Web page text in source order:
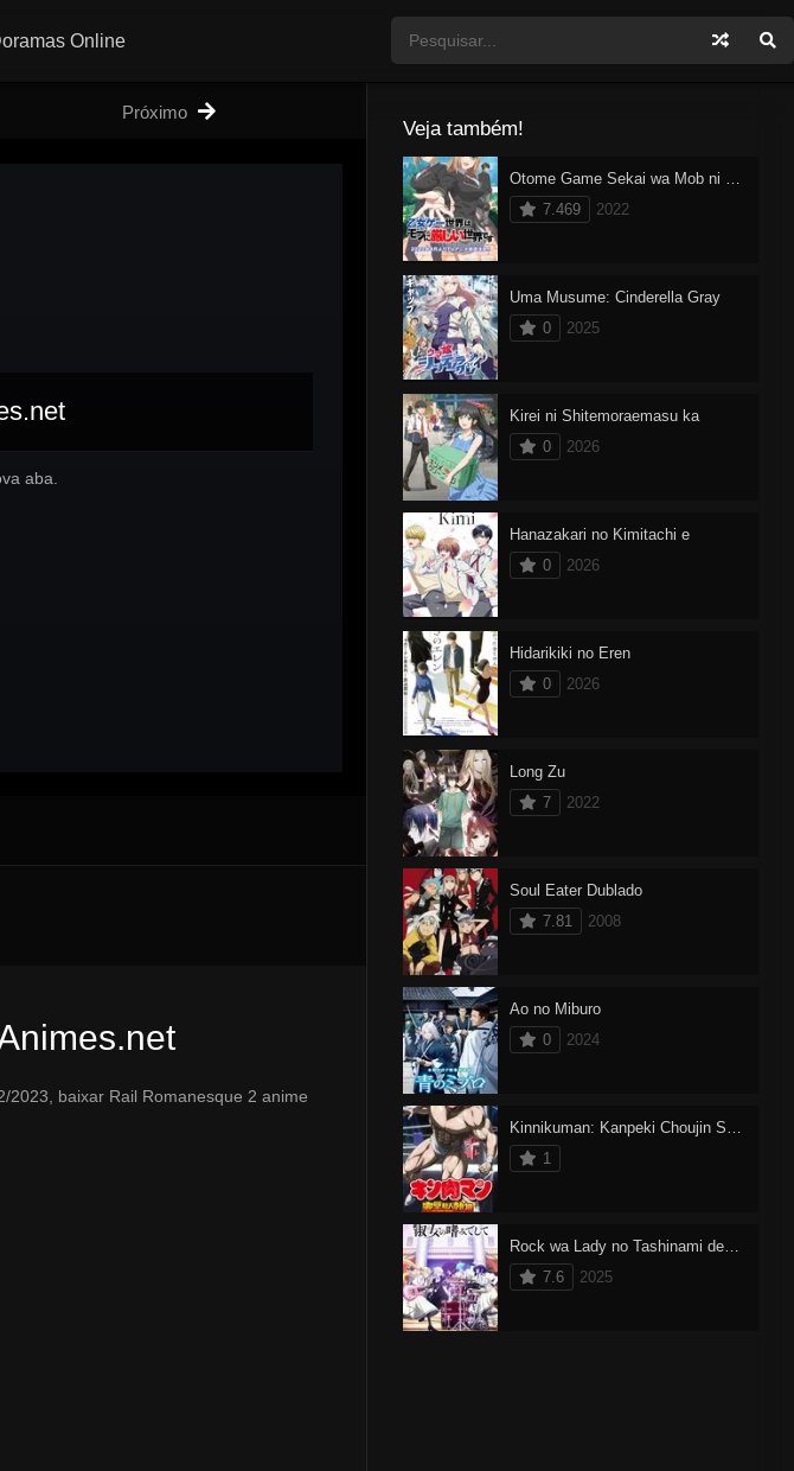
Online
Próximo
aba.
2023, baixar Rail Romanesque 2 anime
Veja também!
Otome Game Sekai wa Mob ni Kibishii Sekai desu Dublado
7.469
2022
Uma Musume: Cinderella Gray
0
2025
Kirei ni Shitemoraemasu ka
0
2026
Hanazakari no Kimitachi e
0
2026
Hidarikiki no Eren
0
2026
Long Zu
7
2022
Soul Eater Dublado
7.81
2008
Ao no Miburo
0
2024
Kinnikuman: Kanpeki Chоujin Shiso-hen
1
Rock wa Lady no Tashinami deshite
7.6
2025